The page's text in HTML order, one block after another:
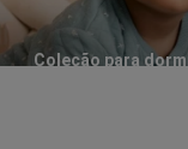
Coleção para